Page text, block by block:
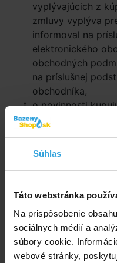
Súhlas
Táto webstránka
Na prispôsobenie
sociálnych médií a
súbory cookie.
webové stránky,
vyplývajúcich z
zmluvy vyplýva
informoval na
elektronického
obchodných
na príslušnej
obchodníka,
o povinnosti
alebo poskytnúť
na jeho
vyplýva pre
elektronického
obchodných
na príslušnej
obchodníka,
o funkčnosti veci
digitálneho